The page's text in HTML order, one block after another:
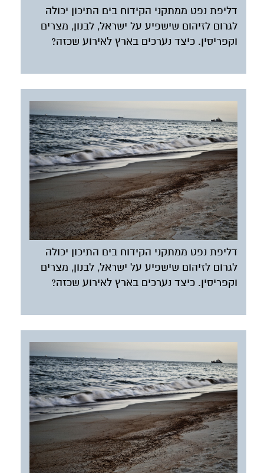
דליפת נפט ממתקני הקידוח בים התיכון יכולה
לגרום לזיהום שישפיע על ישראל, לבנון, מצרים
וקפריסין. כיצד נערכים בארץ לאירוע שכזה?
דליפת נפט ממתקני הקידוח בים התיכון יכולה
לגרום לזיהום שישפיע על ישראל, לבנון, מצרים
וקפריסין. כיצד נערכים בארץ לאירוע שכזה?